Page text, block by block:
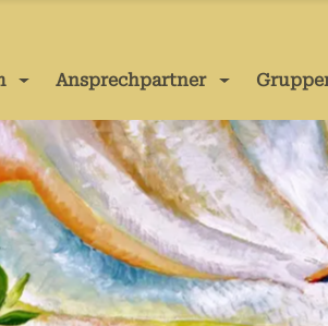
Ansprechpartner